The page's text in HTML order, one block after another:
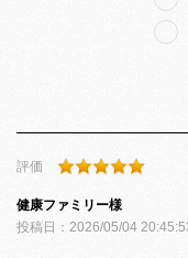
評価
健康ファミリー様
投稿日： 2026/05/04